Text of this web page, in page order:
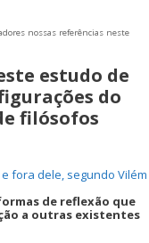
nossas referências neste
estudo de
do
filósofos
fora dele, segundo Vilém
de reflexão que
a outras existentes